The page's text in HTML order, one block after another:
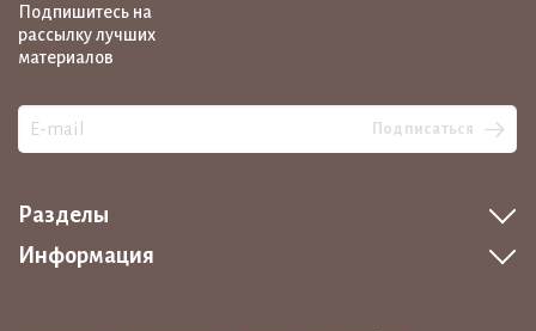
Подпишитесь на
рассылку лучших
материалов
Подписаться
Разделы
Информация